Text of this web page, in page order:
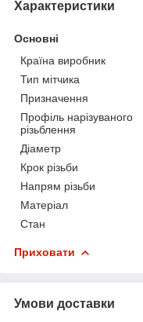
Характеристики
Основні
Країна виробник
Тип мітчика
Призначення
Профіль нарізуваного
різьблення
Діаметр
Крок різьби
Напрям різьби
Матеріал
Стан
Приховати
Умови доставки